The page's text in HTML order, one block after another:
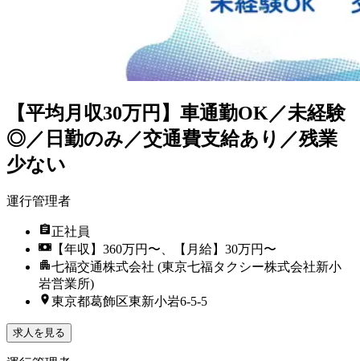
【平均月収30万円】車通勤OK／未経験
◎／日勤のみ／交通費支給あり／残業
少ない
運行管理者
正社員
【年収】360万円〜、【月給】30万円〜
七福交通株式会社 (東京七福タクシー株式会社新小
岩営業所)
東京都葛飾区東新小岩6-5-5
求人を見る